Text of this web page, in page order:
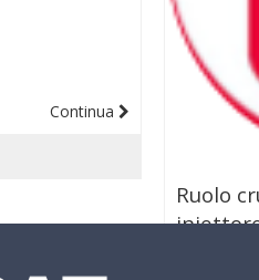
Continua
Ruolo